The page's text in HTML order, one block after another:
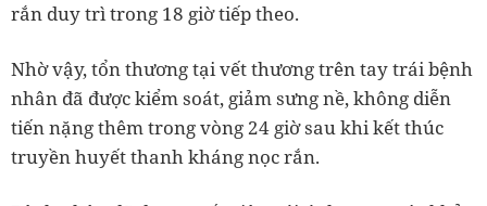
rắn duy trì trong 18 giờ tiếp theo.
Nhờ vậy, tổn thương tại vết thương trên tay trái bệnh
nhân đã được kiểm soát, giảm sưng nề, không diễn
tiến nặng thêm trong vòng 24 giờ sau khi kết thúc
truyền huyết thanh kháng nọc rắn.